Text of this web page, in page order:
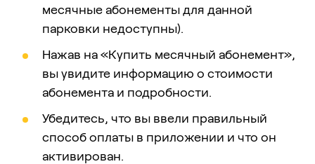
месячные абонементы для данной
парковки недоступны).
Нажав на «Купить месячный абонемент»,
вы увидите информацию о стоимости
абонемента и подробности.
Убедитесь, что вы ввели правильный
способ оплаты в приложении и что он
активирован.